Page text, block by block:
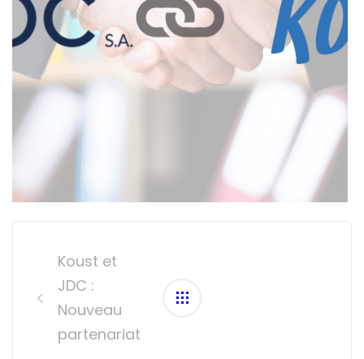
navigationKoust et
JDC :
Nouveau
partenariat